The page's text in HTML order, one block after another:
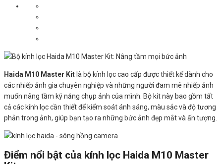
Haida M10 Master Kit là bộ kính lọc cao cấp được thiết kế dành cho
các nhiếp ảnh gia chuyên nghiệp và những người đam mê nhiếp ảnh
muốn nâng tầm kỹ năng chụp ảnh của mình. Bộ kit này bao gồm tất
cả các kính lọc cần thiết để kiểm soát ánh sáng, màu sắc và độ tương
phản trong ảnh, giúp bạn tạo ra những bức ảnh đẹp mắt và ấn tượng.
Điểm nổi bật của kính lọc Haida M10 Master